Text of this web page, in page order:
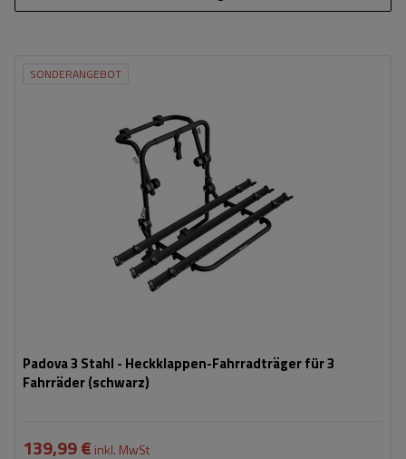
SONDERANGEBOT
Padova 3 Stahl - Heckklappen-Fahrradträger für 3
Fahrräder (schwarz)
universelles Montagesystem
kompatibel mit allen Karosseriearten
139,99 € inkl. MwSt